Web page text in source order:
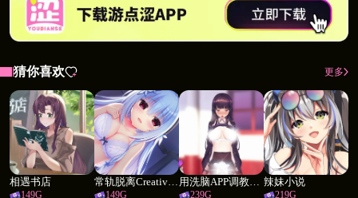
猜你喜欢 更多
相遇书店
149G
常轨脱离Creative 1
149G
用洗脑APP调教清纯大小姐的模拟游戏
239G
辣妹小说
219G